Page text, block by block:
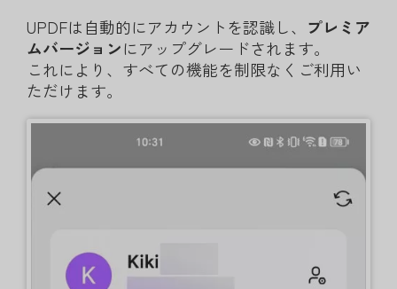
UPDFは自動的にアカウントを認識し、 プレミア
ムバージョンにアップグレードされます。
これにより、すべての機能を制限なくご利用い
ただけます。